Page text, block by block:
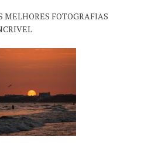
MELHORES FOTOGRAFIAS